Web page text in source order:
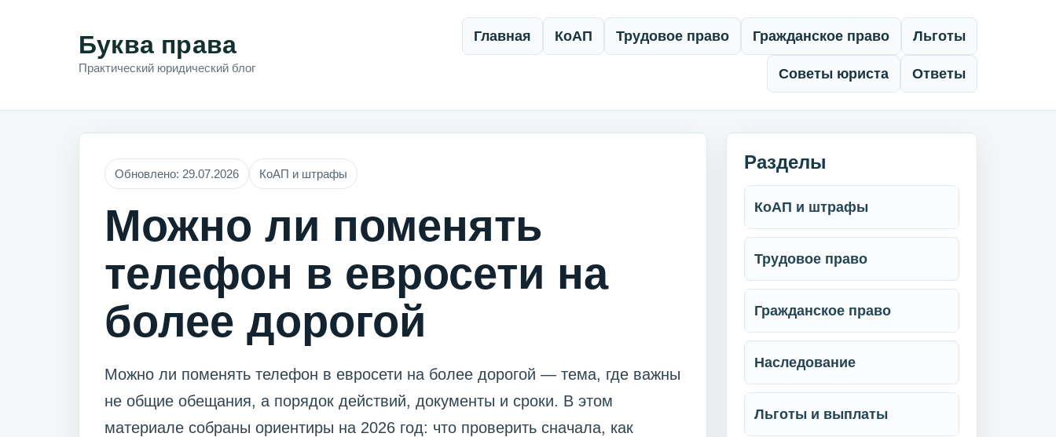
Буква права
Практический юридический блог
Главная КоАП Трудовое право Гражданское право Льготы
Советы юриста Ответы
Обновлено: 29.07.2026 КоАП и штрафы
Можно ли поменять
телефон в евросети на
более дорогой
Можно ли поменять телефон в евросети на более дорогой — тема, где важны
не общие обещания, а порядок действий, документы и сроки. В этом
материале собраны ориентиры на 2026 год: что проверить сначала, как
Разделы
КоАП и штрафы
Трудовое право
Гражданское право
Наследование
Льготы и выплаты